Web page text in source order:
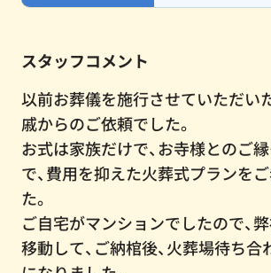
スタッフコメント
以前お葬儀を施行させていただい
戚からのご依頼でした。
お式は家族だけで、お寺様とのご
で、費用を抑えた火葬式プランを
た。
ご自宅がマンションでしたので、
移動して、ご納棺後、火葬場待ち